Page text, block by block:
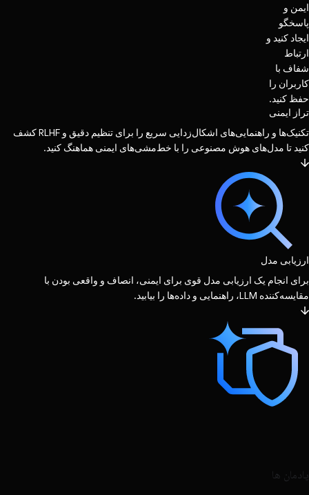
ایمن و
پاسخگو
ایجاد کنید و
ارتباط
شفاف با
کاربران را
حفظ کنید.
تراز ایمنی
تکنیک‌ها و راهنمایی‌های اشکال‌زدایی سریع را برای تنظیم دقیق و RLHF کشف
کنید تا مدل‌های هوش مصنوعی را با خط‌مشی‌های ایمنی هماهنگ کنید.
ارزیابی مدل
برای انجام یک ارزیابی مدل قوی برای ایمنی، انصاف و واقعی بودن با
مقایسه‌کننده LLM، راهنمایی و داده‌ها را بیابید.
پادمان ها